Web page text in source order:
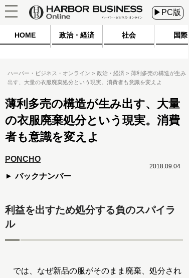
▶PC版
HOME 政治・経済 社会 国際
ハーバー・ビジネス・オンライン 政治・経済
薄利多売の構造が生み
出す、大量の衣服廃棄処分という現実。消費者も意識を変えよ
薄利多売の構造が生み出す、大量
の衣服廃棄処分という現実。消費
者も意識を変えよ
PONCHO
バックナンバー
2018.09.04
利益を出すため処分する負のスパイラ
ル
では、なぜ新品の服がそのまま廃棄、処分され